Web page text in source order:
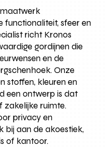
maatwerk
functionaliteit, sfeer en
richt Kronos
gordijnen die
en de
Onze
stoffen, kleuren en
een ontwerp is dat
zakelijke ruimte.
privacy en
bij aan de akoestiek,
of kantoor.